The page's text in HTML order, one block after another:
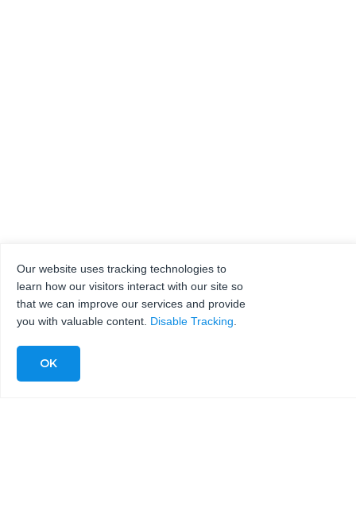
Our website uses tracking technologies to
learn how our visitors interact with our site so
that we can improve our services and provide
you with valuable content. Disable Tracking